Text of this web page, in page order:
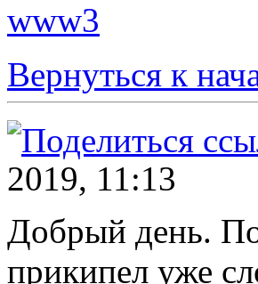
www3
Вернуться к
2019, 11:13
Добрый день.
прикипел уже